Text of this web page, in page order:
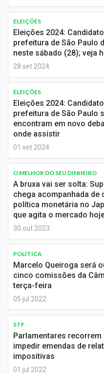
Central de Dividendos
Central de Fundos
Renda Fixa
Finanças Pessoais
Mercados
Economia
Empresas
Brasil
Política
Colunas
Especiais
Internacional
Marketing
Tecnologia
Conteúdo de Marca
Sobre
ELEIÇÕES
Eleições 2024:
prefeitura de São Paulo
neste sábado (28); veja
28 set 2024
ELEIÇÕES
Eleições 2024:
prefeitura de São Paulo
encontram em novo
onde assistir
01 set 2024
O MELHOR DO SEU DINHEIRO
A bruxa vai ser solta:
chega acompanhada de
política monetária no
que agita o mercado
30 out 2023
POLÍTICA
Marcelo Queiroga será
cinco comissões da
terça-feira
05 jul 2022
STF
Parlamentares recorrem
impedir emendas de
impositivas
01 jul 2022